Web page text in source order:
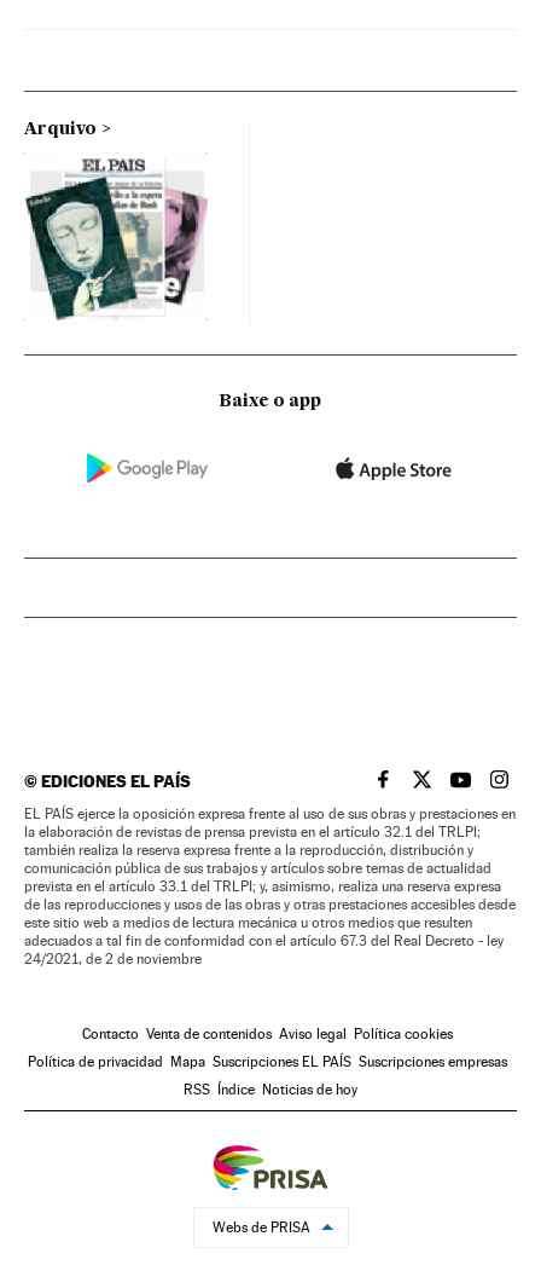
Arquivo
Baixe o app
©EDICIONES EL PAÍS EL PAÍS BRASIL EN
EL PAÍSEL PAÍS
EL
EL PAÍS ejerce la oposición expresa frente al uso de sus obras y prestaciones en
la elaboración de revistas de prensa prevista en el artículo 32.1 del TRLPI;
también realiza la reserva expresa frente a la reproducción, distribución y
comunicación pública de sus trabajos y artículos sobre temas de actualidad
prevista en el artículo 33.1 del TRLPI; y, asimismo, realiza una reserva expresa
de las reproducciones y usos de las obras y otras prestaciones accesibles desde
este sitio web a medios de lectura mecánica u otros medios que resulten
adecuados a tal fin de conformidad con el artículo 67.3 del Real Decreto - ley
24/2021, de 2 de noviembre
Contacto Venta de contenidos Aviso legal Política cookies
Política de privacidad Mapa Suscripciones EL PAÍS Suscripciones empresas
RSS Índice Noticias de hoy
Webs de PRISA